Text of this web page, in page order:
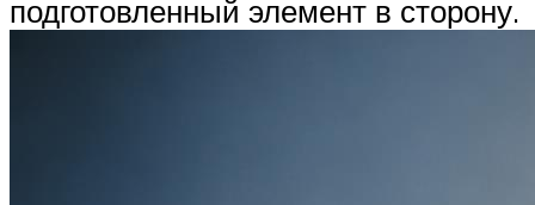
подготовленный элемент в сторону.